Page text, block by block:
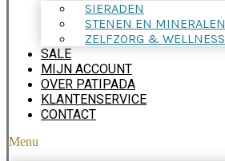
SIERADEN
STENEN EN MINERALEN
ZELFZORG & WELLNESS
SALE
MIJN ACCOUNT
OVER PATIPADA
KLANTENSERVICE
CONTACT
Menu